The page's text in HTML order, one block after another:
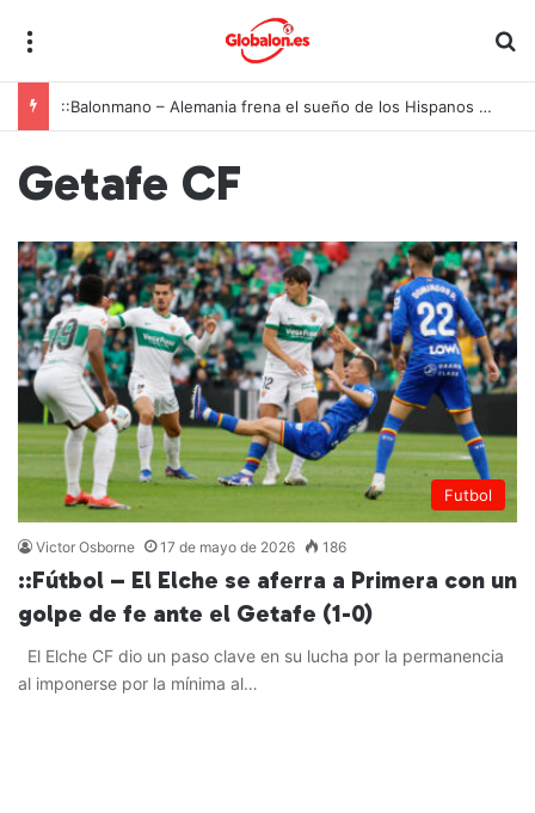
::Balonmano – Alemania frena el sueño de los Hispanos Juveniles, que lucharán ahora por el bronce europeo
Getafe CF
Futbol
Victor Osborne 17 de mayo de 2026 186
::Fútbol – El Elche se aferra a Primera con un
golpe de fe ante el Getafe (1-0)
El Elche CF dio un paso clave en su lucha por la permanencia
al imponerse por la mínima al…